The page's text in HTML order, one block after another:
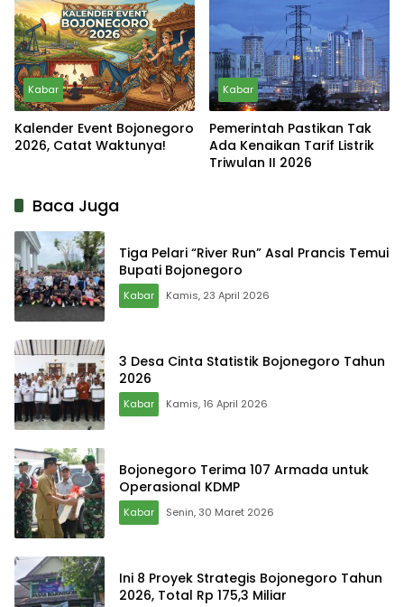
Kabar
Kalender Event Bojonegoro
2026, Catat Waktunya!
Kabar
Pemerintah Pastikan Tak
Ada Kenaikan Tarif Listrik
Triwulan II 2026
Baca Juga
Tiga Pelari “River Run” Asal Prancis Temui
Bupati Bojonegoro
Kabar Kamis, 23 April 2026
3 Desa Cinta Statistik Bojonegoro Tahun
2026
Kabar Kamis, 16 April 2026
Bojonegoro Terima 107 Armada untuk
Operasional KDMP
Kabar Senin, 30 Maret 2026
Ini 8 Proyek Strategis Bojonegoro Tahun
2026, Total Rp 175,3 Miliar